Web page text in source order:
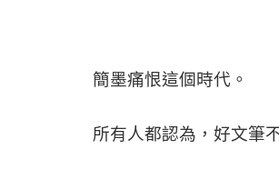
簡墨痛恨這個時代。
所有人都認為，好文筆